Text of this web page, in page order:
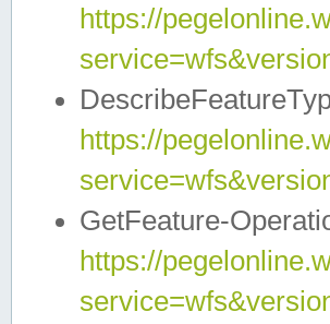
https://
https://
GetFeature-
https://